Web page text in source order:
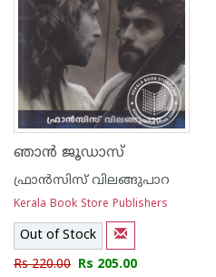
ഞാന്‍ ജൂഡാസ്
ഫ്രാന്‍സിസ് വിലങ്ങുപാറ
Kerala Book Store Publishers
Out of Stock
Rs 220.00 Rs 205.00